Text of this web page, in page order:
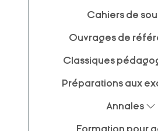
Cahiers de
Ouvrages de
Classiques
Préparations aux
Annales
Formation pour